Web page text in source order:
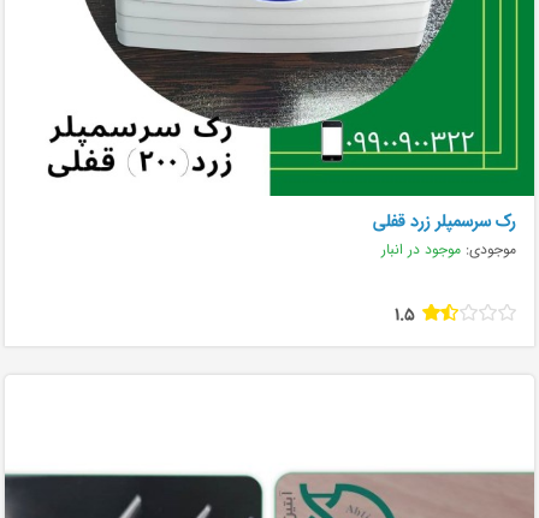
رک سرسمپلر زرد قفلی
موجودی: موجود در انبار
1.5